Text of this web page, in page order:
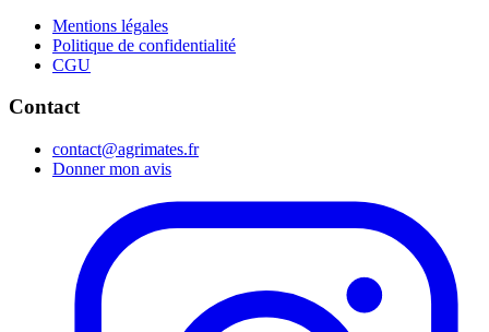
Mentions légales
Politique de confidentialité
CGU
Contact
contact@agrimates.fr
Donner mon avis